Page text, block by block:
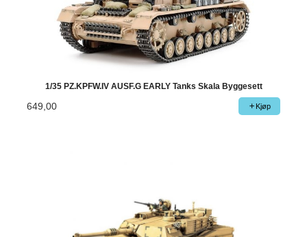
1/35 PZ.KPFW.IV AUSF.G EARLY Tanks Skala Byggesett
649,00 Kjøp